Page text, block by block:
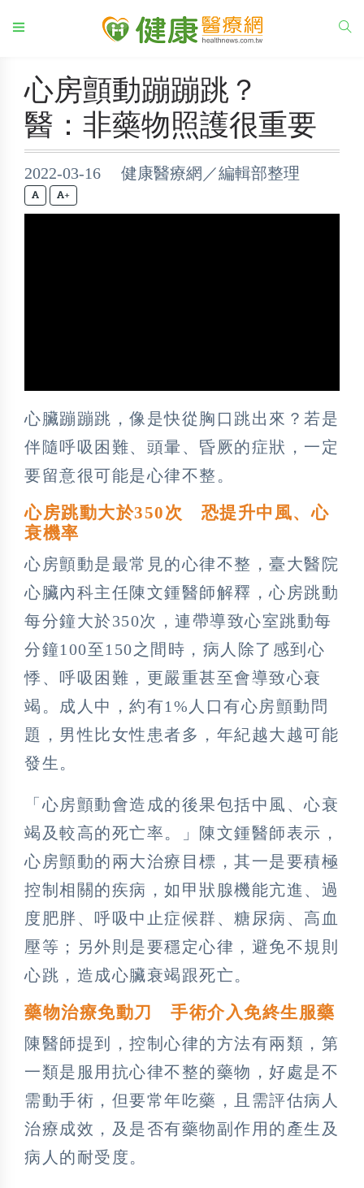
心房顫動蹦蹦跳？
醫：非藥物照護很重要
2022-03-16 健康醫療網／編輯部整理
+
心臟蹦蹦跳，像是快從胸口跳出來？若是
伴隨呼吸困難、頭暈、昏厥的症狀，一定
要留意很可能是心律不整。
心房跳動大於350次 恐提升中風、心
衰機率
心房顫動是最常見的心律不整，臺大醫院
心臟內科主任陳文鍾醫師解釋，心房跳動
每分鐘大於350次，連帶導致心室跳動每
分鐘100至150之間時，病人除了感到心
悸、呼吸困難，更嚴重甚至會導致心衰
竭。成人中，約有1%人口有心房顫動問
題，男性比女性患者多，年紀越大越可能
發生。
「心房顫動會造成的後果包括中風、心衰
竭及較高的死亡率。」陳文鍾醫師表示，
心房顫動的兩大治療目標，其一是要積極
控制相關的疾病，如甲狀腺機能亢進、過
度肥胖、呼吸中止症候群、糖尿病、高血
壓等；另外則是要穩定心律，避免不規則
心跳，造成心臟衰竭跟死亡。
藥物治療免動刀 手術介入免終生服藥
陳醫師提到，控制心律的方法有兩類，第
一類是服用抗心律不整的藥物，好處是不
需動手術，但要常年吃藥，且需評估病人
治療成效，及是否有藥物副作用的產生及
病人的耐受度。